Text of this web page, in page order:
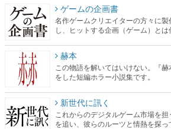
ゲームの企画書
名作ゲームクリエイターの方々に
し、ヒットする企画（ゲーム）とは
赫本
この物語を解いてはいけない。『
をした短編ホラー小説集です。
新世代に訊く
これからのデジタルゲーム市場を
を追い、彼らのルーツと情熱を探っ